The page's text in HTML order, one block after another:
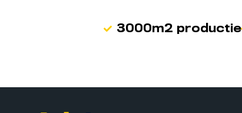
3000m2 productie